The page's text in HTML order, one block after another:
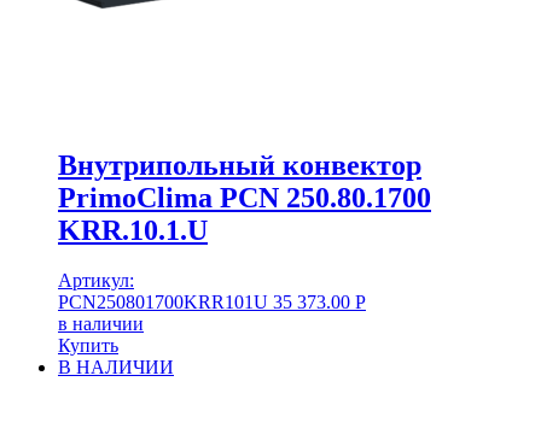
Внутрипольный конвектор
PrimoClima PCN 250.80.1700
KRR.10.1.U
Артикул:
PCN250801700KRR101U 35 373.00 Р
в наличии
Купить
В НАЛИЧИИ